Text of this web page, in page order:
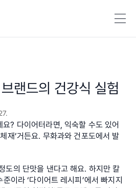
랜드의 건강식 실험
? 다이어터라면, 익숙할 수도 있어
재’거든요. 무화과와 건포도에서 발
도의 단맛을 낸다고 해요. 하지만 칼
이라 ‘다이어트 레시피’에서 빠지지